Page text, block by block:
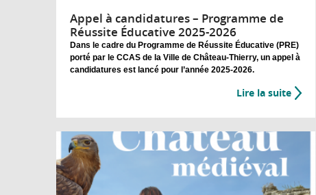
Appel à candidatures – Programme de
Réussite Éducative 2025-2026
Dans le cadre du Programme de Réussite Éducative (PRE)
porté par le CCAS de la Ville de Château-Thierry, un appel à
candidatures est lancé pour l’année 2025-2026.
Lire la suite